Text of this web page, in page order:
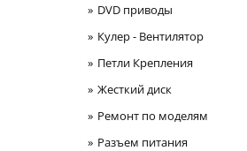
DVD приводы
Кулер - Вентилятор
Петли Крепления
Жесткий диск
Ремонт по моделям
Разъем питания